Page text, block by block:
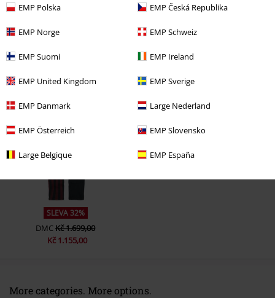
EMP Polska EMP Česká Republika
EMP Norge EMP Schweiz
EMP Suomi EMP Ireland
EMP United Kingdom EMP Sverige
EMP Danmark Large Nederland
EMP Österreich EMP Slovensko
Large Belgique EMP España
Naposledy navštívené
SLEVA 32%
DMCKč 1.699,00
Kč 1.155,00
More categories. More options.